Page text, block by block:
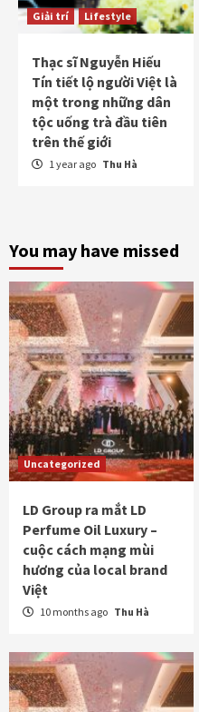
Giải trí Lifestyle
Thạc sĩ Nguyễn Hiếu
Tín tiết lộ người Việt là
một trong những dân
tộc uống trà đầu tiên
trên thế giới
1 year ago Thu Hà
You may have missed
Uncategorized
LD Group ra mắt LD
Perfume Oil Luxury –
cuộc cách mạng mùi
hương của local brand
Việt
10 months ago Thu Hà